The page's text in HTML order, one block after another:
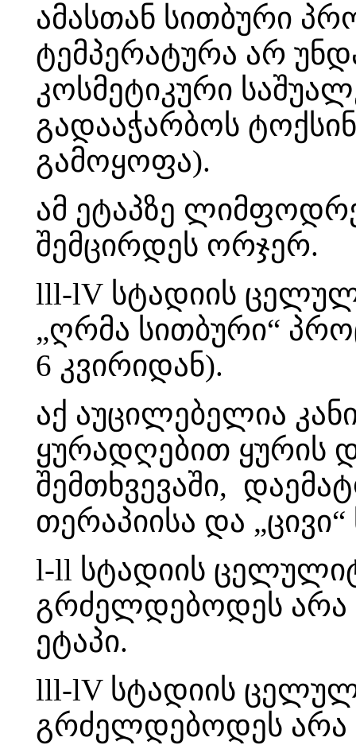
ამასთან სითბური
ტემპერატურა არ
კოსმეტიკური
გადააჭარბოს
გამოყოფა).
ამ ეტაპზე
შემცირდეს ორჯერ.
lll-lV სტადიის
„ღრმა სითბური“
6 კვირიდან).
აქ აუცილებელია
ყურადღებით ყურის
შემთხვევაში,
თერაპიისა და „ცივი“
l-ll სტადიის
გრძელდებოდეს არა
ეტაპი.
lll-lV სტადიის
გრძელდებოდეს არა